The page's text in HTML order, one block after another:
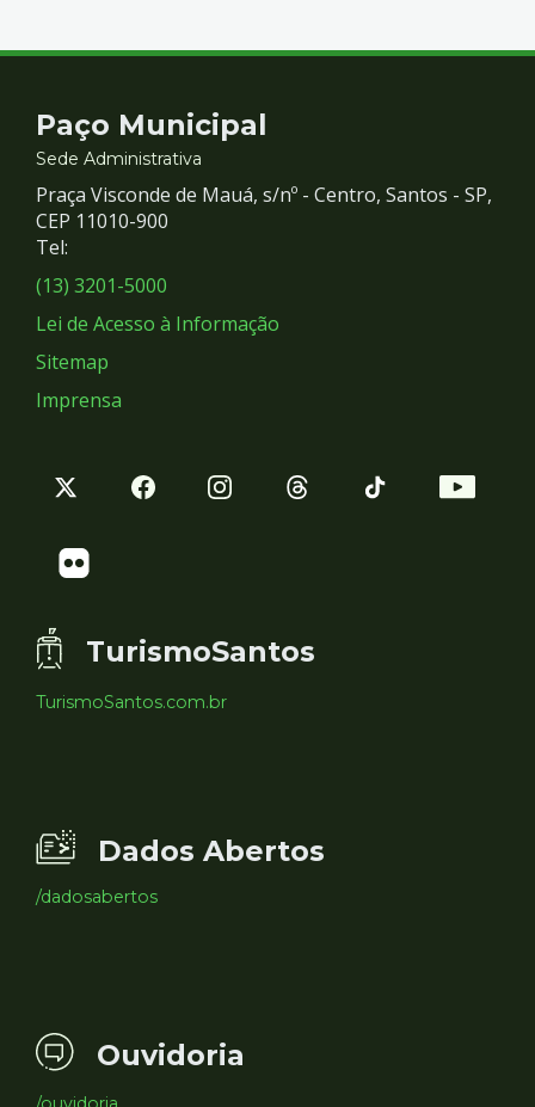
Contato
e
Redes
Sociais
Paço Municipal
Sede Administrativa
Praça Visconde de Mauá, s/nº - Centro, Santos - SP,
CEP 11010-900
Tel:
(13) 3201-5000
Lei de Acesso à Informação
Sitemap
Imprensa
TurismoSantos
TurismoSantos.com.br
Dados Abertos
/dadosabertos
Ouvidoria